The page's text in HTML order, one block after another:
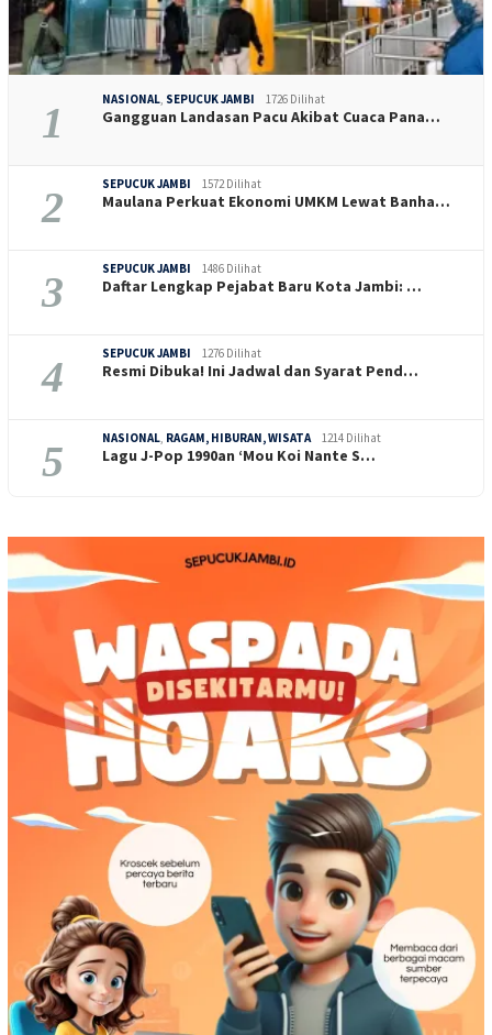
1 NASIONAL, SEPUCUK JAMBI 1726 Dilihat
Gangguan Landasan Pacu Akibat Cuaca Pana…
2 SEPUCUK JAMBI 1572 Dilihat
Maulana Perkuat Ekonomi UMKM Lewat Banha…
3 SEPUCUK JAMBI 1486 Dilihat
Daftar Lengkap Pejabat Baru Kota Jambi: …
4 SEPUCUK JAMBI 1276 Dilihat
Resmi Dibuka! Ini Jadwal dan Syarat Pend…
5 NASIONAL, RAGAM, HIBURAN, WISATA 1214 Dilihat
Lagu J-Pop 1990an ‘Mou Koi Nante S…